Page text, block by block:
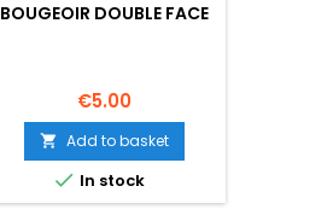
BOUGEOIR DOUBLE FACE
Price
€5.00
 Add to basket
 In stock